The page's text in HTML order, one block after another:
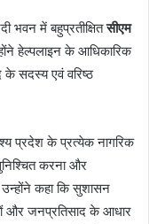
भवन में बहुप्रतीक्षितसीएम
हेल्पलाइन के आधिकारिक
के सदस्य एवं वरिष्ठ
प्रदेश के प्रत्येक नागरिक
करना और
कहा कि सुशासन
और जनप्रतिसाद के आधार